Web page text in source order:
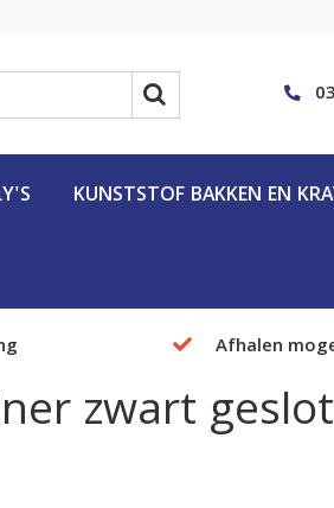
KUNSTSTOF BAKKEN EN
Afhalen
zwart